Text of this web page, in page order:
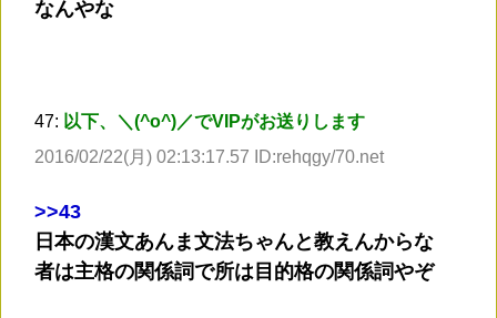
なんやな
47: 以下、＼(^o^)／でVIPがお送りします
2016/02/22(月) 02:13:17.57 ID:rehqgy/70.net
>>43
日本の漢文あんま文法ちゃんと教えんからな
者は主格の関係詞で所は目的格の関係詞やぞ